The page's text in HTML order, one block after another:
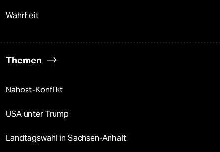
Wahrheit
Themen
Nahost-Konflikt
USA unter Trump
Landtagswahl in Sachsen-Anhalt